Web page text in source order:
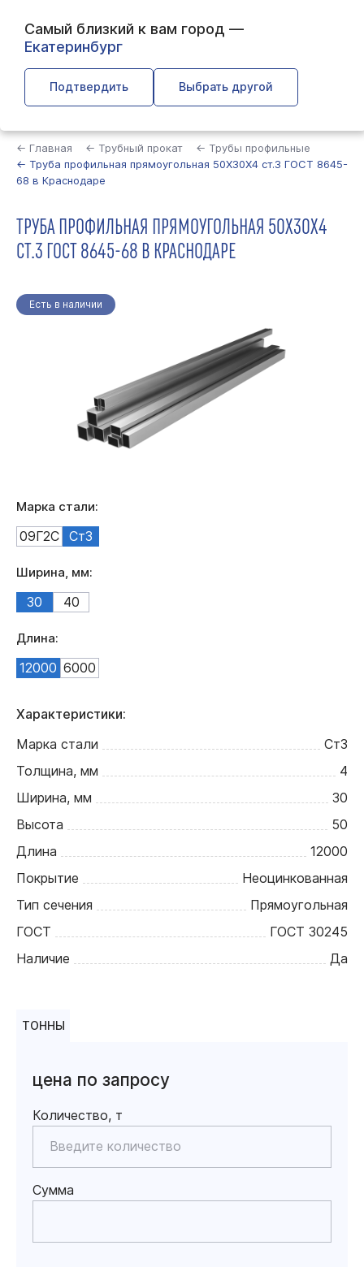
Самый близкий к вам город —
Екатеринбург
Подтвердить Выбрать другой
← Главная ← Трубный прокат
← Трубы профильные
← Труба профильная прямоугольная 50Х30Х4 ст.3 ГОСТ 8645-
68 в Краснодаре
ТРУБА ПРОФИЛЬНАЯ ПРЯМОУГОЛЬНАЯ 50Х30Х4
СТ.3 ГОСТ 8645-68 В КРАСНОДАРЕ
Есть в наличии
Марка стали:
09Г2С Ст3
Ширина, мм:
30 40
Длина:
12000 6000
Характеристики:
Марка стали
Ст3
Толщина, мм
4
Ширина, мм
30
Высота
50
Длина
12000
Покрытие
Неоцинкованная
Тип сечения
Прямоугольная
ГОСТ
ГОСТ 30245
Наличие
Да
ТОННЫ
цена по запросу
Количество, т
Сумма